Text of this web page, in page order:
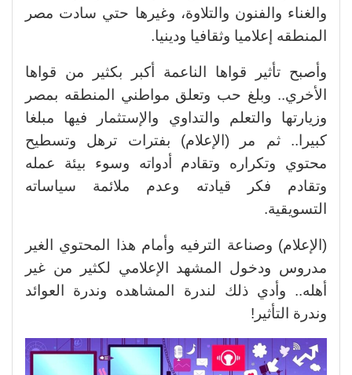
والغناء والفنون والتلاوة، وغيرها حتي سادت مصر
المنطقه إعلاميا وثقافيا ودينيا.
وأصبح تأثير قواها الناعمة أكبر بكثير من قواها
الأخري.. وبلغ حب وتعلق مواطني المنطقه بمصر
وزيارتها والتعلم والتداوي والإستثمار فيها مبلغا
كبيرا.. ثم مر (الإعلام) بفترات ترهل وتسطيح
محتوي وتكراره وتقادم أدواته وسوء بيئة عمله
وتقادم فكر قيادته وعدم ملائمة سياساته
التسويقية.
(الإعلام) وصناعة الترفيه وأمام هذا المحتوي الغير
مدروس ودخول المشهد الإعلامي لكثير من غير
أهله.. وأدي ذلك لندرة المشاهده وندرة العوائد
وندرة التأثير!